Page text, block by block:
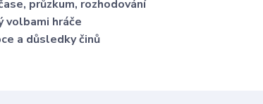
průzkum, rozhodování
volbami hráče
a důsledky činů